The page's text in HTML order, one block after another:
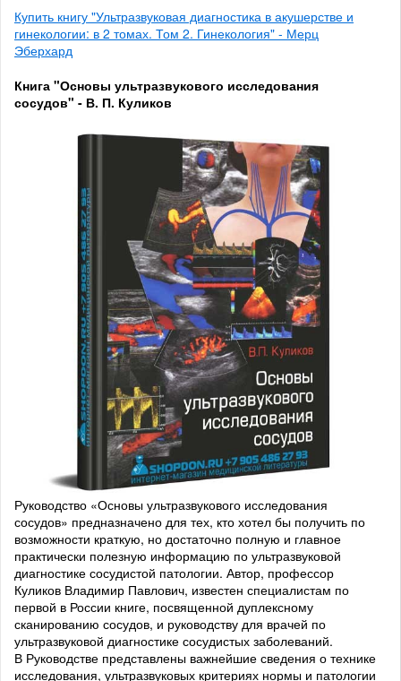
Купить книгу "Ультразвуковая диагностика в акушерстве и
гинекологии: в 2 томах. Том 2. Гинекология" - Мерц
Эберхард
Книга "Основы ультразвукового исследования
сосудов" - В. П. Куликов
Руководство «Основы ультразвукового исследования
сосудов» предназначено для тех, кто хотел бы получить по
возможности краткую, но достаточно полную и главное
практически полезную информацию по ультразвуковой
диагностике сосудистой патологии. Автор, профессор
Куликов Владимир Павлович, известен специалистам по
первой в России книге, посвященной дуплексному
сканированию сосудов, и руководству для врачей по
ультразвуковой диагностике сосудистых заболеваний.
В Руководстве представлены важнейшие сведения о технике
исследования, ультразвуковых критериях нормы и патологии